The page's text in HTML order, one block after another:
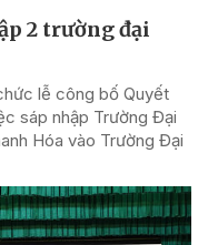
2 trường đại
lễ công bố Quyết
sáp nhập Trường Đại
Hóa vào Trường Đại